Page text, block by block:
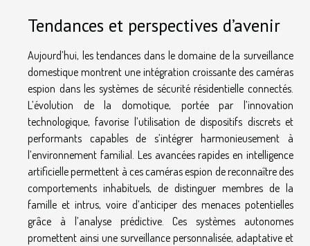
Tendances et perspectives d’avenir
Aujourd’hui, les tendances dans le domaine de la surveillance
domestique montrent une intégration croissante des caméras
espion dans les systèmes de sécurité résidentielle connectés.
L’évolution de la domotique, portée par l’innovation
technologique, favorise l’utilisation de dispositifs discrets et
performants capables de s’intégrer harmonieusement à
l’environnement familial. Les avancées rapides en intelligence
artificielle permettent à ces caméras espion de reconnaître des
comportements inhabituels, de distinguer membres de la
famille et intrus, voire d’anticiper des menaces potentielles
grâce à l’analyse prédictive. Ces systèmes autonomes
promettent ainsi une surveillance personnalisée, adaptative et